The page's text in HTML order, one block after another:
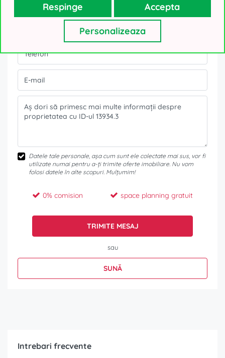
Datele tale personale, așa cum sunt ele colectate mai sus, vor fi
utilizate numai pentru a-ți trimite oferte imobiliare. Nu vom
folosi datele în alte scopuri. Mulțumim!
0% comision space planning gratuit
TRIMITE MESAJ
sau
SUNĂ
Intrebari frecvente
Respinge Accepta
Personalizeaza